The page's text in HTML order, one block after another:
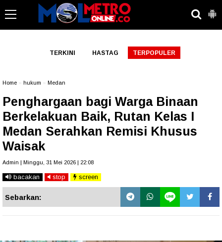
TERKINI HASTAG TERPOPULER
Home hukum Medan
Penghargaan bagi Warga Binaan
Berkelakuan Baik, Rutan Kelas I
Medan Serahkan Remisi Khusus
Waisak
Admin | Minggu, 31 Mei 2026 | 22:08
bacakan stop screen
Sebarkan: